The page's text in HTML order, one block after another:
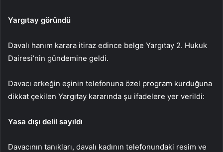
Yargıtay göründü
Davalı hanım karara itiraz edince belge Yargıtay 2. Hukuk
Dairesi’nin gündemine geldi.
Davacı erkeğin eşinin telefonuna özel program kurduğuna
dikkat çekilen Yargıtay kararında şu ifadelere yer verildi:
Yasa dışı delil sayıldı
Davacının tanıkları, davalı kadının telefonundaki resim ve